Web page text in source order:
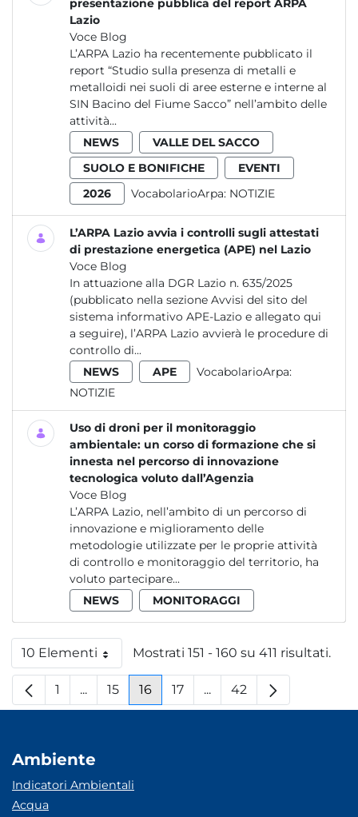
presentazione pubblica del report ARPA
Lazio
Voce Blog
L’ARPA Lazio ha recentemente pubblicato il
report “Studio sulla presenza di metalli e
metalloidi nei suoli di aree esterne e interne al
SIN Bacino del Fiume Sacco” nell’ambito delle
attività...
NEWS
VALLE DEL SACCO
SUOLO E BONIFICHE
EVENTI
2026
VocabolarioArpa: NOTIZIE
L’ARPA Lazio avvia i controlli sugli attestati
di prestazione energetica (APE) nel Lazio
Voce Blog
In attuazione alla DGR Lazio n. 635/2025
(pubblicato nella sezione Avvisi del sito del
sistema informativo APE-Lazio e allegato qui
a seguire), l’ARPA Lazio avvierà le procedure di
controllo di...
NEWS
APE
VocabolarioArpa:
NOTIZIE
Uso di droni per il monitoraggio
ambientale: un corso di formazione che si
innesta nel percorso di innovazione
tecnologica voluto dall’Agenzia
Voce Blog
L’ARPA Lazio, nell’ambito di un percorso di
innovazione e miglioramento delle
metodologie utilizzate per le proprie attività
di controllo e monitoraggio del territorio, ha
voluto partecipare...
NEWS
MONITORAGGI
10 ElementiPer paginaMostrati 151 - 160 su 411 risultati.
Pagina
1 ...Pagine intermedie
Pagina
15 Pagina
16 Pagina
17 ...Pagine intermedie
Pagina
42
Ambiente
Indicatori Ambientali
Acqua